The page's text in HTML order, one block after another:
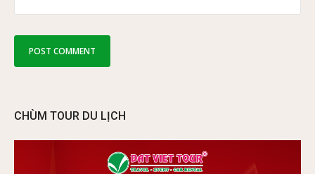
CHÙM TOUR DU LỊCH